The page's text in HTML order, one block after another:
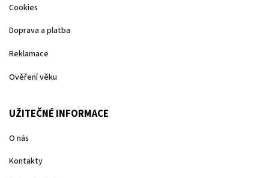
Cookies
Doprava a platba
Reklamace
Ověření věku
UŽITEČNÉ INFORMACE
O nás
Kontakty